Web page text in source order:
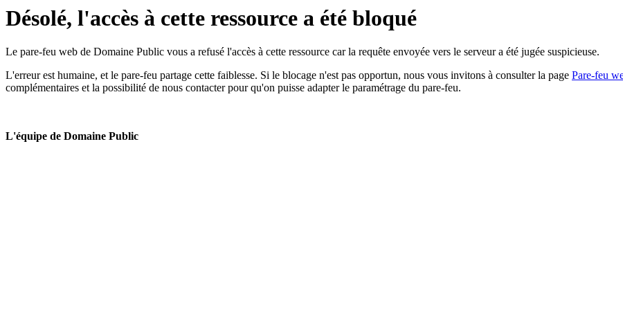
Désolé, l'accès à cette ressource a été bloqué
Le pare-feu web de Domaine Public vous a refusé l'accès à cette ressource car la requête envoyée vers le serveur a été jugée suspicieuse.
L'erreur est humaine, et le pare-feu partage cette faiblesse. Si le blocage n'est pas opportun, nous vous invitons à consulter la page Pare-feu
complémentaires et la possibilité de nous contacter pour qu'on puisse adapter le paramétrage du pare-feu.
L'équipe de Domaine Public